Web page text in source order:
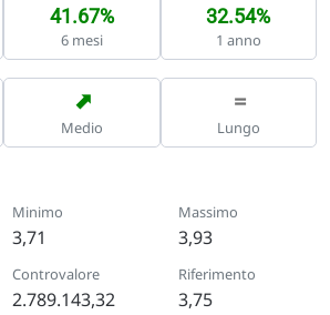
41.67%
6 mesi
32.54%
1 anno
➡
Medio
=
Lungo
Minimo
3,71
Massimo
3,93
Controvalore
2.789.143,32
Riferimento
3,75